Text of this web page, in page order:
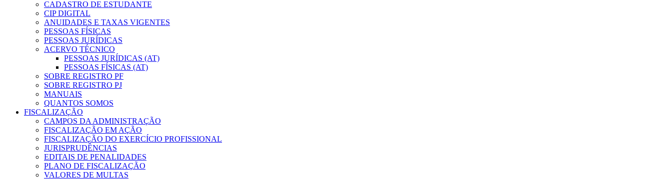
CADASTRO DE ESTUDANTE
CIP DIGITAL
ANUIDADES E TAXAS VIGENTES
PESSOAS FÍSICAS
PESSOAS JURÍDICAS
ACERVO TÉCNICO
PESSOAS JURÍDICAS (AT)
PESSOAS FÍSICAS (AT)
SOBRE REGISTRO PF
SOBRE REGISTRO PJ
MANUAIS
QUANTOS SOMOS
FISCALIZAÇÃO
CAMPOS DA ADMINISTRAÇÃO
FISCALIZAÇÃO EM AÇÃO
FISCALIZAÇÃO DO EXERCÍCIO PROFISSIONAL
JURISPRUDÊNCIAS
EDITAIS DE PENALIDADES
PLANO DE FISCALIZAÇÃO
VALORES DE MULTAS